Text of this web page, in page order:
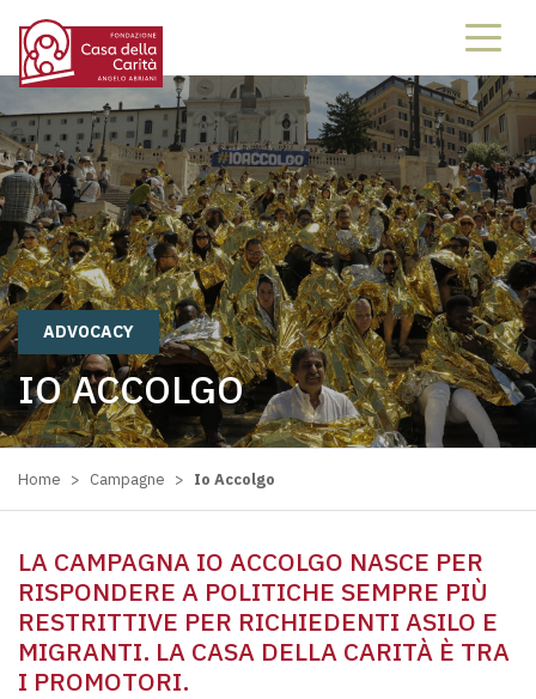
69996999
ADVOCACY
IO ACCOLGO
Home > Campagne > Io Accolgo
LA CAMPAGNA IO ACCOLGO NASCE PER
RISPONDERE A POLITICHE SEMPRE PIÙ
RESTRITTIVE PER RICHIEDENTI ASILO E
MIGRANTI. LA CASA DELLA CARITÀ È TRA
I PROMOTORI.